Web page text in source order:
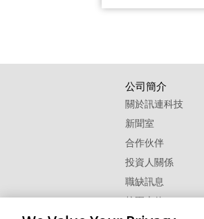
公司簡介
關於訊連科技
新聞室
合作伙伴
投資人關係
職缺訊息
校園大使